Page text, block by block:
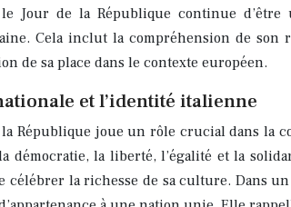
Jour de la République continue
Cela inclut la compréhension de son
de sa place dans le contexte européen.
et l’identité italienne
République joue un rôle crucial dans la
démocratie, la liberté, l’égalité et la
célébrer la richesse de sa culture. Dans